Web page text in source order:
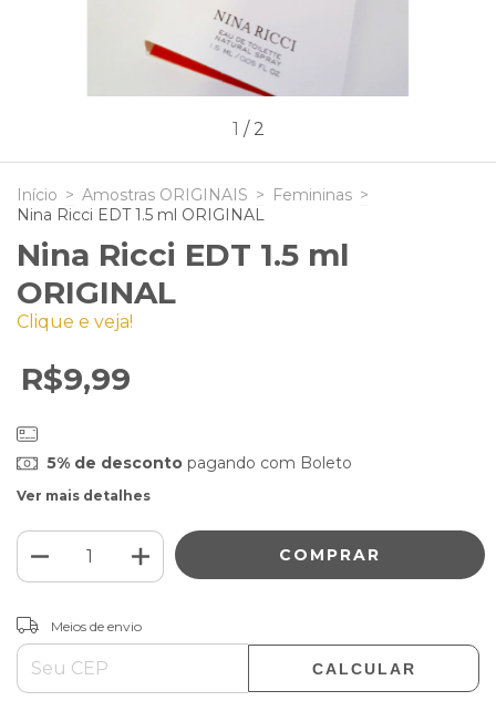
1 / 2
Início > Amostras ORIGINAIS > Femininas >
Nina Ricci EDT 1.5 ml ORIGINAL
Nina Ricci EDT 1.5 ml
ORIGINAL
Clique e veja!
R$9,99
5% de descontopagando com Boleto
Ver mais detalhes
Entregas para o CEP:
Meios de envio
CALCULAR